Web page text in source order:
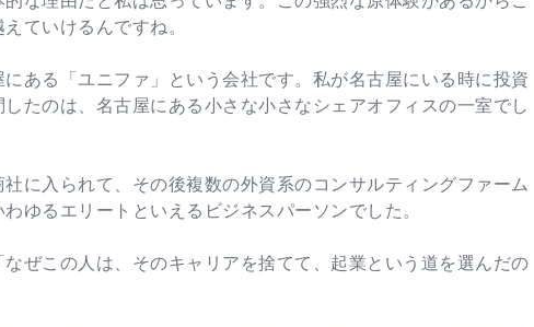
ていけるんですね。
ある「ユニファ」という会社です。私が名古屋にいる時に投資
たのは、名古屋にある小さな小さなシェアオフィスの一室でし
に入られて、その後複数の外資系のコンサルティングファーム
ゆるエリートといえるビジネスパーソンでした。
ぜこの人は、そのキャリアを捨てて、起業という道を選んだの